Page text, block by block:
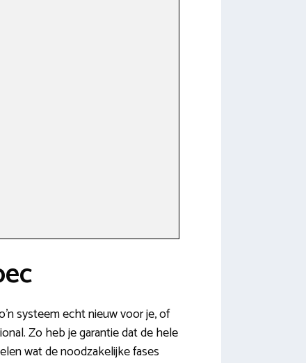
systeem echt nieuw voor je, of
Zo heb je garantie dat de hele
wat de noodzakelijke fases